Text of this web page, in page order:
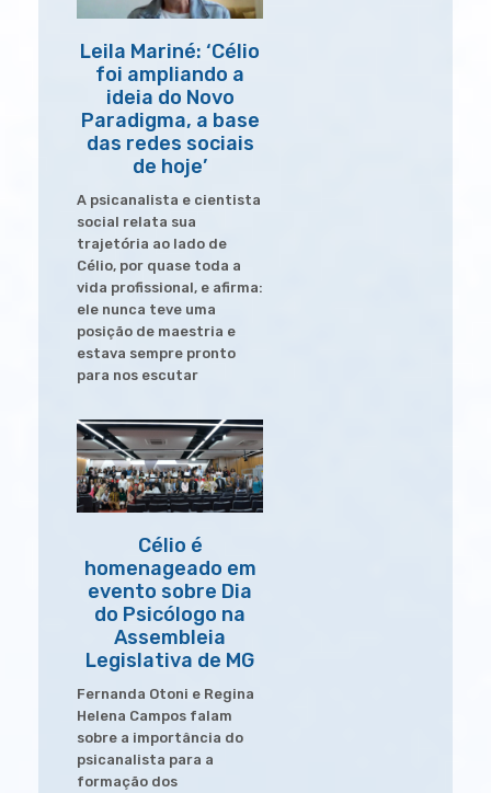
Leila Mariné: ‘Célio
foi ampliando a
ideia do Novo
Paradigma, a base
das redes sociais
de hoje’
A psicanalista e cientista
social relata sua
trajetória ao lado de
Célio, por quase toda a
vida profissional, e afirma:
ele nunca teve uma
posição de maestria e
estava sempre pronto
para nos escutar
Célio é
homenageado em
evento sobre Dia
do Psicólogo na
Assembleia
Legislativa de MG
Fernanda Otoni e Regina
Helena Campos falam
sobre a importância do
psicanalista para a
formação dos